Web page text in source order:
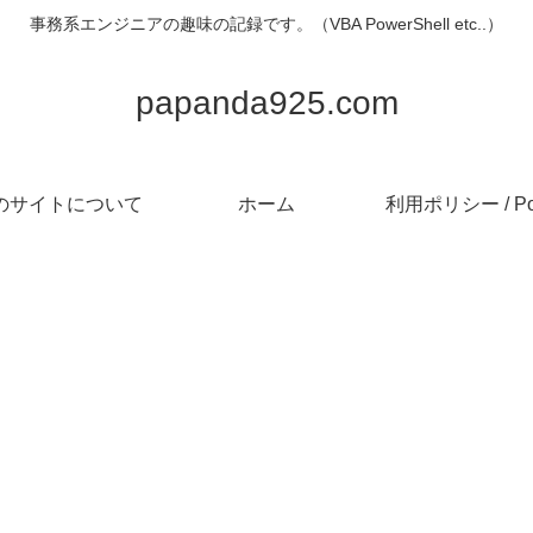
事務系エンジニアの趣味の記録です。（VBA PowerShell etc..）
papanda925.com
サイトについて ホーム 利用ポリシー /